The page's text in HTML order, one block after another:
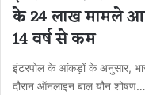
के 24 लाख मामले
14 वर्ष से कम
इंटरपोल के आंकड़ों के अनुसार,
दौरान ऑनलाइन बाल यौन शोषण…